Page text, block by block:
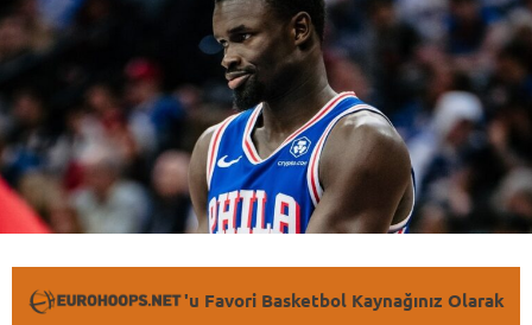
'u Favori Basketbol Kaynağınız Olarak